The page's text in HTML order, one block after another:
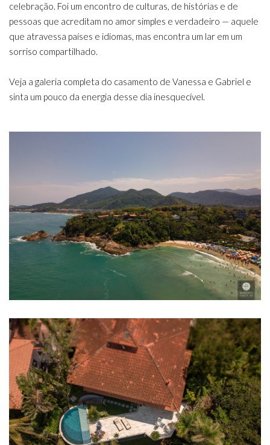
celebração. Foi um encontro de culturas, de histórias e de
pessoas que acreditam no amor simples e verdadeiro — aquele
que atravessa países e idiomas, mas encontra um lar em um
sorriso compartilhado.
Veja a galeria completa do casamento de Vanessa e Gabriel e
sinta um pouco da energia desse dia inesquecível.